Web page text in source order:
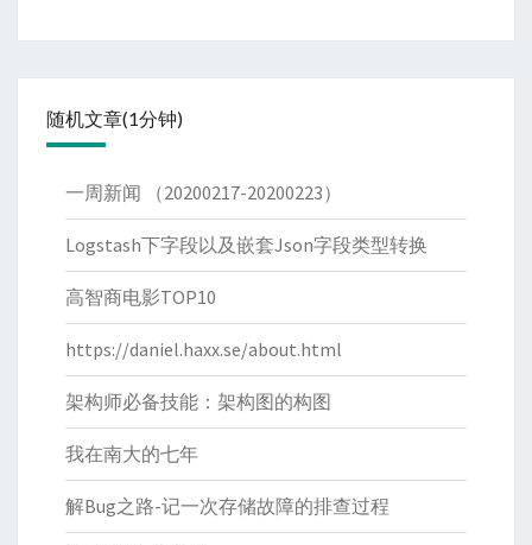
随机文章(1分钟)
一周新闻 （20200217-20200223）
Logstash下字段以及嵌套Json字段类型转换
高智商电影TOP10
https://daniel.haxx.se/about.html
架构师必备技能：架构图的构图
我在南大的七年
解Bug之路-记一次存储故障的排查过程